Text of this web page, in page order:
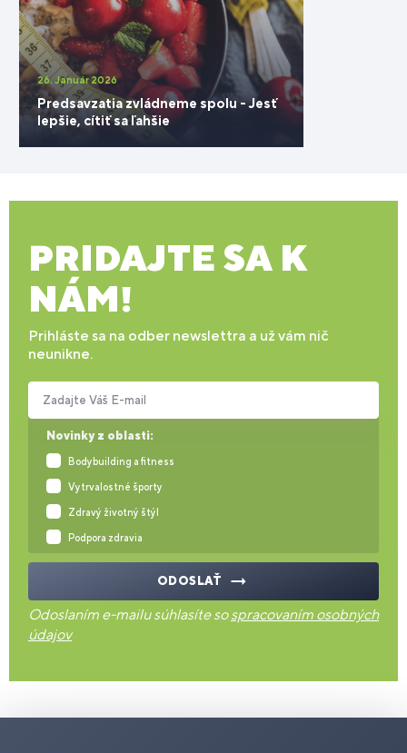
26. Január 2026
Predsavzatia zvládneme spolu - Jesť
lepšie, cítiť sa ľahšie
PRIDAJTE SA K
NÁM!
Prihláste sa na odber newslettra a už vám nič
neunikne.
Novinky z oblasti:
Bodybuilding a fitness
Vytrvalostné športy
Zdravý životný štýl
Podpora zdravia
Zadajte Váš E-mail
ODOSLAŤ
Odoslaním e-mailu súhlasíte sospracovaním osobných
údajov